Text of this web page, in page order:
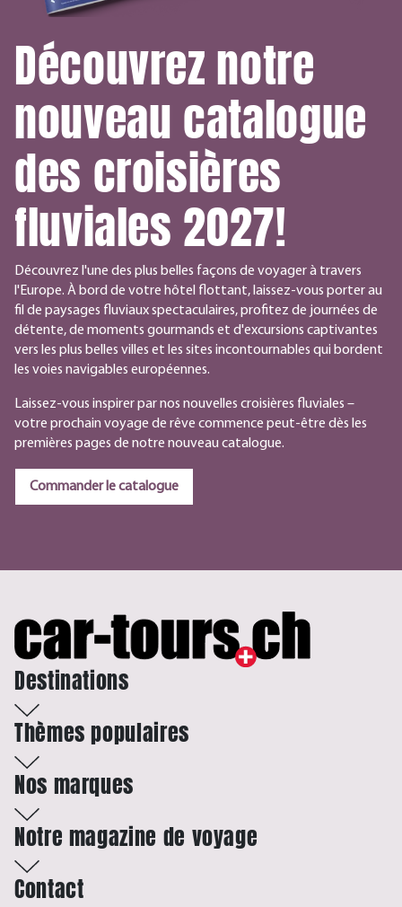
Découvrez notre
nouveau catalogue
des croisières
fluviales 2027!
Découvrez l'une des plus belles façons de voyager à travers
l'Europe. À bord de votre hôtel flottant, laissez-vous porter au
fil de paysages fluviaux spectaculaires, profitez de journées de
détente, de moments gourmands et d'excursions captivantes
vers les plus belles villes et les sites incontournables qui bordent
les voies navigables européennes.
Laissez-vous inspirer par nos nouvelles croisières fluviales –
votre prochain voyage de rêve commence peut-être dès les
premières pages de notre nouveau catalogue.
Commander le catalogue
Destinations
Thèmes populaires
Nos marques
Notre magazine de voyage
Contact